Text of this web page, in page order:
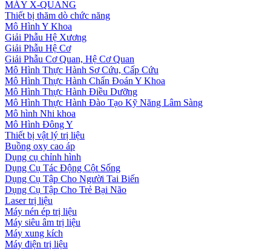
MÁY X-QUANG
Thiết bị thăm dò chức năng
Mô Hình Y Khoa
Giải Phẫu Hệ Xương
Giải Phẫu Hệ Cơ
Giải Phẫu Cơ Quan, Hệ Cơ Quan
Mô Hình Thực Hành Sơ Cứu, Cấp Cứu
Mô Hình Thực Hành Chẩn Đoán Y Khoa
Mô Hình Thực Hành Điều Dưỡng
Mô Hình Thực Hành Đào Tạo Kỹ Năng Lâm Sàng
Mô hình Nhi khoa
Mô Hình Đông Y
Thiết bị vật lý trị liệu
Buồng oxy cao áp
Dụng cụ chỉnh hình
Dụng Cụ Tác Động Cột Sống
Dụng Cụ Tập Cho Người Tai Biến
Dụng Cụ Tập Cho Trẻ Bại Não
Laser trị liệu
Máy nén ép trị liệu
Máy siêu âm trị liệu
Máy xung kích
Máy điện trị liệu